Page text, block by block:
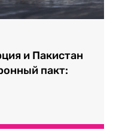
и Пакистан
пакт: